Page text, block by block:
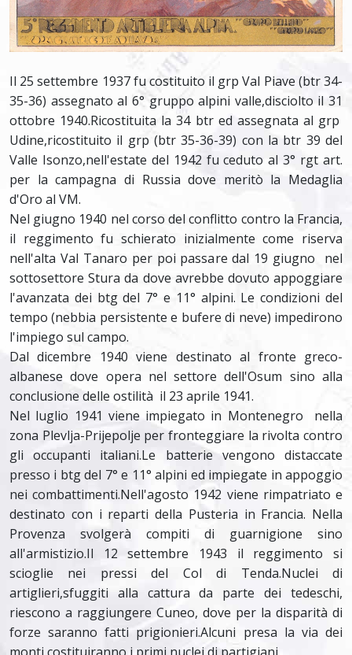
Il 25 settembre 1937 fu costituito il grp Val Piave (btr 34-
35-36) assegnato al 6° gruppo alpini valle,disciolto il 31
ottobre 1940.Ricostituita la 34 btr ed assegnata al grp
Udine,ricostituito il grp (btr 35-36-39) con la btr 39 del
Valle Isonzo,nell'estate del 1942 fu ceduto al 3° rgt art.
per la campagna di Russia dove meritò la Medaglia
d'Oro al VM.
Nel giugno 1940 nel corso del conflitto contro la Francia,
il reggimento fu schierato inizialmente come riserva
nell'alta Val Tanaro per poi passare dal 19 giugno nel
sottosettore Stura da dove avrebbe dovuto appoggiare
l'avanzata dei btg del 7° e 11° alpini. Le condizioni del
tempo (nebbia persistente e bufere di neve) impedirono
l'impiego sul campo.
Dal dicembre 1940 viene destinato al fronte greco-
albanese dove opera nel settore dell'Osum sino alla
conclusione delle ostilità il 23 aprile 1941.
Nel luglio 1941 viene impiegato in Montenegro nella
zona Plevlja-Prijepolje per fronteggiare la rivolta contro
gli occupanti italiani.Le batterie vengono distaccate
presso i btg del 7° e 11° alpini ed impiegate in appoggio
nei combattimenti.Nell'agosto 1942 viene rimpatriato e
destinato con i reparti della Pusteria in Francia. Nella
Provenza svolgerà compiti di guarnigione sino
all'armistizio.Il 12 settembre 1943 il reggimento si
scioglie nei pressi del Col di Tenda.Nuclei di
artiglieri,sfuggiti alla cattura da parte dei tedeschi,
riescono a raggiungere Cuneo, dove per la disparità di
forze saranno fatti prigionieri.Alcuni presa la via dei